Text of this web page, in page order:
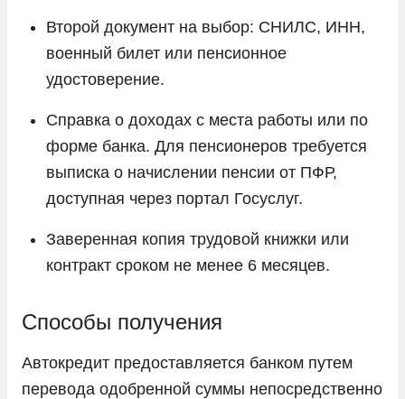
Второй документ на выбор: СНИЛС, ИНН,
военный билет или пенсионное
удостоверение.
Справка о доходах с места работы или по
форме банка. Для пенсионеров требуется
выписка о начислении пенсии от ПФР,
доступная через портал Госуслуг.
Заверенная копия трудовой книжки или
контракт сроком не менее 6 месяцев.
Способы получения
Автокредит предоставляется банком путем
перевода одобренной суммы непосредственно